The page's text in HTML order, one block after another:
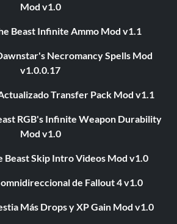
Mod v1.0
Beast Infinite Ammo Mod v1.1
Necromancy Spells Mod
v1.0.0.17
Transfer Pack Mod v1.1
RGB's Infinite Weapon Durability
Mod v1.0
Beast Skip Intro Videos Mod v1.0
de Fallout 4 v1.0
Más Drops y XP Gain Mod v1.0